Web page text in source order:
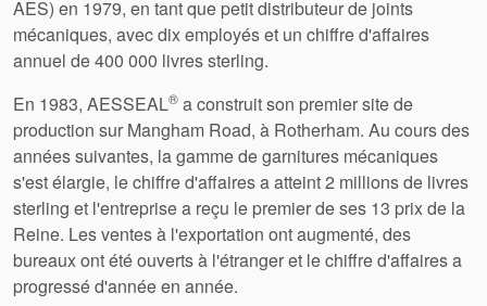
AES) en 1979, en tant que petit distributeur de joints
mécaniques, avec dix employés et un chiffre d'affaires
annuel de 400 000 livres sterling.
En 1983, AESSEAL® a construit son premier site de
production sur Mangham Road, à Rotherham. Au cours des
années suivantes, la gamme de garnitures mécaniques
s'est élargie, le chiffre d'affaires a atteint 2 millions de livres
sterling et l'entreprise a reçu le premier de ses 13 prix de la
Reine. Les ventes à l'exportation ont augmenté, des
bureaux ont été ouverts à l'étranger et le chiffre d'affaires a
progressé d'année en année.